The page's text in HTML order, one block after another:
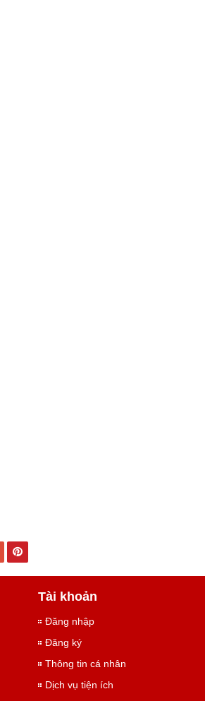
Tài khoản
Đăng nhập
Đăng ký
Thông tin cá nhân
Dịch vụ tiện ích